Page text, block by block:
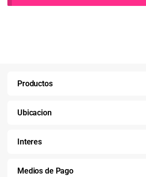
Productos
Ubicacion
Interes
Medios de Pago